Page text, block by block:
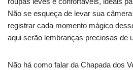
Não se esqueça de levar sua
registrar cada momento mágico
aqui serão lembranças preciosas de
Não há como falar da Chapada dos